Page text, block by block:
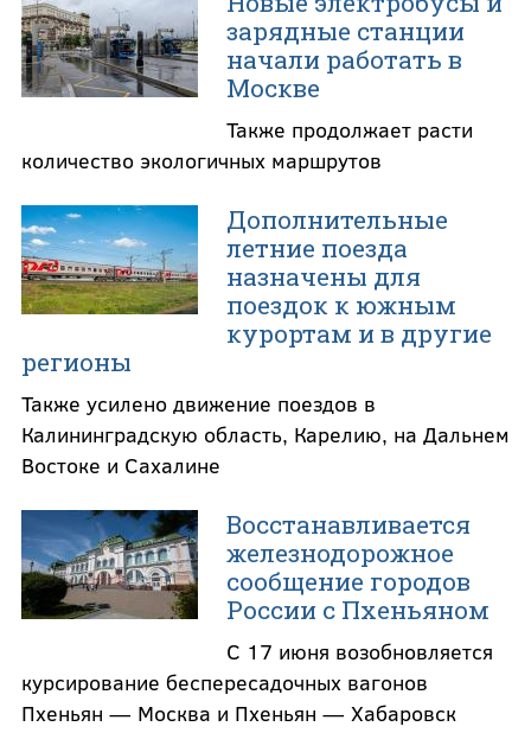
зарядные станции
начали работать в
Москве
Также продолжает расти
количество экологичных маршрутов
Дополнительные
летние поезда
назначены для
поездок к южным
курортам и в другие
регионы
Также усилено движение поездов в
Калининградскую область, Карелию, на Дальнем
Востоке и Сахалине
Восстанавливается
железнодорожное
сообщение городов
России с Пхеньяном
С 17 июня возобновляется
курсирование беспересадочных вагонов
Пхеньян — Москва и Пхеньян — Хабаровск